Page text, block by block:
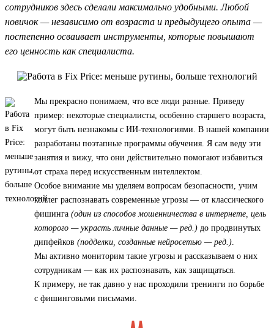
сотрудников здесь сделали максимально удобными. Любой
новичок — независимо от возраста и предыдущего опыта —
постепенно осваивает инструменты, которые повышают
его ценность как специалиста.
Мы прекрасно понимаем, что все люди разные. Приведу
пример: некоторые специалисты, особенно старшего возраста,
могут быть незнакомы с ИИ-технологиями. В нашей компании
разработаны поэтапные программы обучения. Я сам веду эти
занятия и вижу, что они действительно помогают избавиться
от страха перед искусственным интеллектом.
Особое внимание мы уделяем вопросам безопасности, учим
коллег распознавать современные угрозы — от классического
фишинга (один из способов мошенничества в интернете, цель
которого — украсть личные данные — ред.) до продвинутых
дипфейков (подделки, созданные нейросетью — ред.)
Мы активно мониторим такие угрозы и рассказываем о них
сотрудникам — как их распознавать, как защищаться.
К примеру, не так давно у нас проходили тренинги по борьбе
с фишинговыми письмами.